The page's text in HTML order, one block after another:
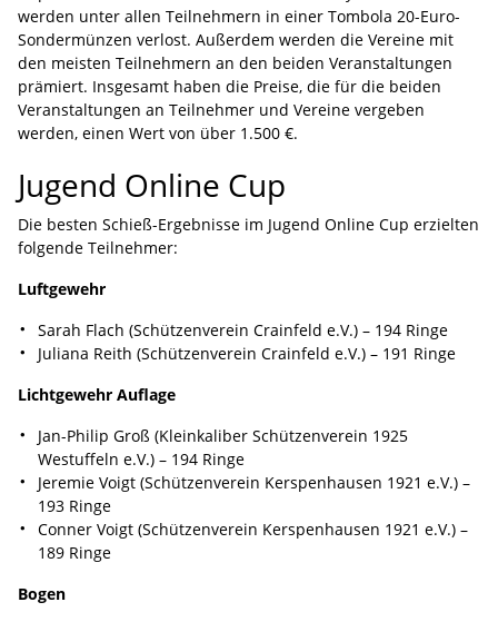
werden unter allen Teilnehmern in einer Tombola 20-Euro-
Sondermünzen verlost. Außerdem werden die Vereine mit
den meisten Teilnehmern an den beiden Veranstaltungen
prämiert. Insgesamt haben die Preise, die für die beiden
Veranstaltungen an Teilnehmer und Vereine vergeben
werden, einen Wert von über 1.500 €.
Jugend Online Cup
Die besten Schieß-Ergebnisse im Jugend Online Cup erzielten
folgende Teilnehmer:
Luftgewehr
Sarah Flach (Schützenverein Crainfeld e.V.) – 194 Ringe
Juliana Reith (Schützenverein Crainfeld e.V.) – 191 Ringe
Lichtgewehr Auflage
Jan-Philip Groß (Kleinkaliber Schützenverein 1925
Westuffeln e.V.) – 194 Ringe
Jeremie Voigt (Schützenverein Kerspenhausen 1921 e.V.) –
193 Ringe
Conner Voigt (Schützenverein Kerspenhausen 1921 e.V.) –
189 Ringe
Bogen